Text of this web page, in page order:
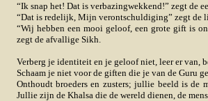
“Ik snap het! Dat is verbazingwekkend!” zegt de
“Dat is redelijk, Mijn verontschuldiging” zegt de
“Wij hebben een mooi geloof, een grote gift is
zegt de afvallige Sikh.
Verberg je identiteit en je geloof niet, leer er van,
Schaam je niet voor de giften die je van de Guru
Onthoudt broeders en zusters; jullie beeld is de
Jullie zijn de Khalsa die de wereld dienen, de